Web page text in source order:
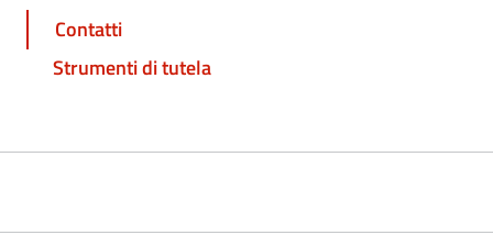
Contatti
Strumenti di tutela